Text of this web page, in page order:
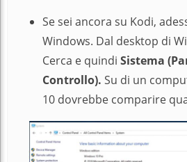
Se sei ancora su Kodi,
Windows. Dal desktop di
Cerca e quindi Sistema
Controllo). Su di un
10 dovrebbe comparire